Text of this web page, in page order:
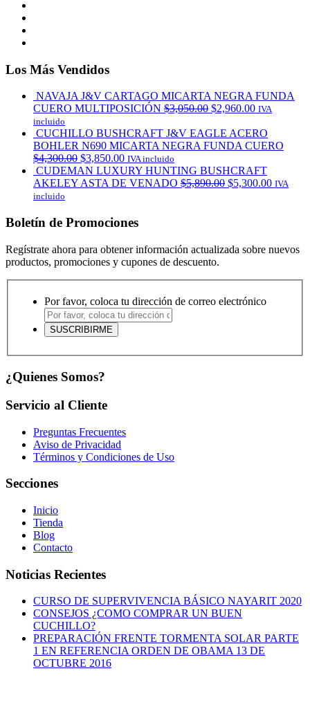
Los Más Vendidos
NAVAJA J&V CARTAGO MICARTA NEGRA FUNDA
CUERO MULTIPOSICIÓN $3,050.00 $2,960.00 IVA
incluido
CUCHILLO BUSHCRAFT J&V EAGLE ACERO
BOHLER N690 MICARTA NEGRA FUNDA CUERO
$4,300.00 $3,850.00 IVA incluido
CUDEMAN LUXURY HUNTING BUSHCRAFT
AKELEY ASTA DE VENADO $5,890.00 $5,300.00 IVA
incluido
Boletín de Promociones
Regístrate ahora para obtener información actualizada sobre nuevos
productos, promociones y cupones de descuento.
Por favor, coloca tu dirección de correo electrónico
¿Quienes Somos?
Servicio al Cliente
Preguntas Frecuentes
Aviso de Privacidad
Términos y Condiciones de Uso
Secciones
Inicio
Tienda
Blog
Contacto
Noticias Recientes
CURSO DE SUPERVIVENCIA BÁSICO NAYARIT 2020
CONSEJOS ¿COMO COMPRAR UN BUEN
CUCHILLO?
PREPARACIÓN FRENTE TORMENTA SOLAR PARTE
1 EN REFERENCIA ORDEN DE OBAMA 13 DE
OCTUBRE 2016